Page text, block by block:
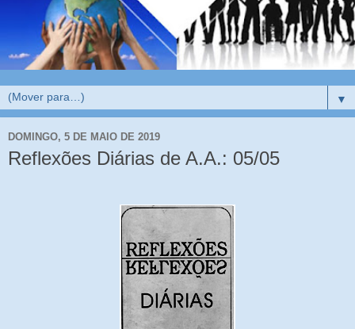
▼
DOMINGO, 5 DE MAIO DE 2019
Reflexões Diárias de A.A.: 05/05